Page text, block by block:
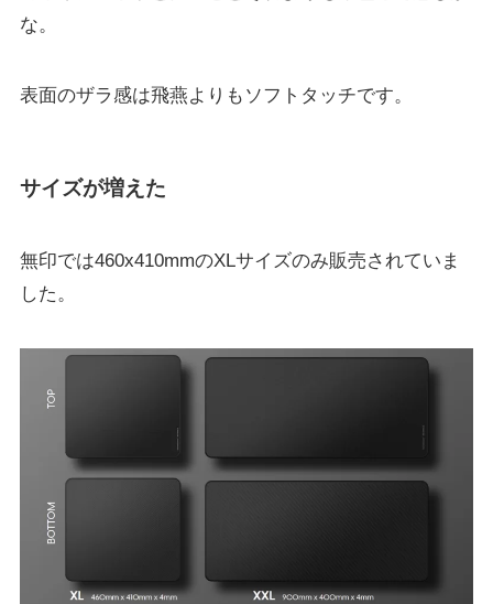
な。
表面のザラ感は飛燕よりもソフトタッチです。
サイズが増えた
無印では460x410mmのXLサイズのみ販売されていま
した。